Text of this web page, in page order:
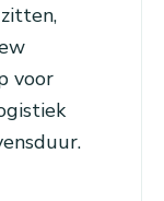
voor